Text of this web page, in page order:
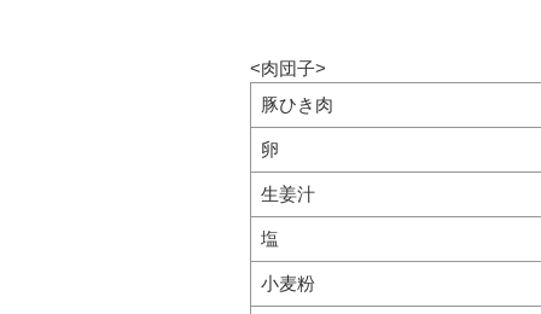
<肉団子>
豚ひき肉
卵
生姜汁
塩
小麦粉